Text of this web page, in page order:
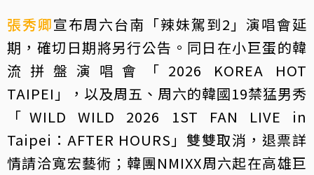
張秀卿宣布周六台南「辣妹駕到2」演唱會延
期，確切日期將另行公告。同日在小巨蛋的韓
流拼盤演唱會「2026 KOREA HOT
TAIPEI」，以及周五、周六的韓國19禁猛男秀
「WILD WILD 2026 1ST FAN LIVE in
Taipei：AFTER HOURS」雙雙取消，退票詳
情請洽寬宏藝術；韓團NMIXX周六起在高雄巨